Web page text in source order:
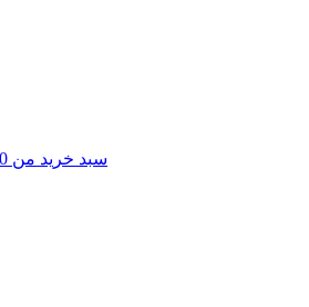
سبد خرید من 0